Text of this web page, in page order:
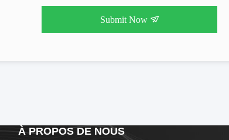
Submit Now
À PROPOS DE NOUS